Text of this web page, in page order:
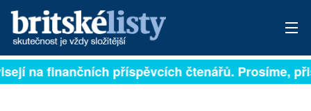
PŘIHLÁSIT
na finančních příspěvcích čtenářů. Prosíme,